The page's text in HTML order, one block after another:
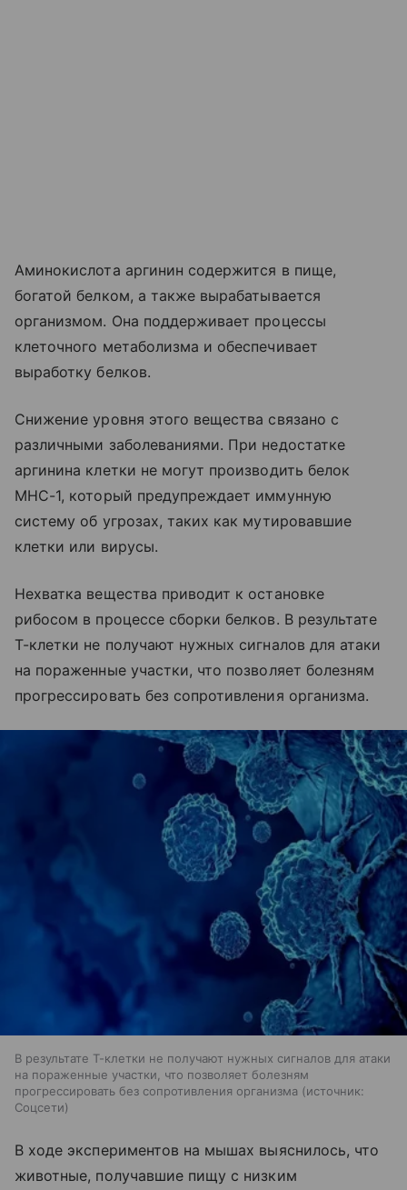
Аминокислота аргинин содержится в пище,
богатой белком, а также вырабатывается
организмом. Она поддерживает процессы
клеточного метаболизма и обеспечивает
выработку белков.
Снижение уровня этого вещества связано с
различными заболеваниями. При недостатке
аргинина клетки не могут производить белок
MHC-1, который предупреждает иммунную
систему об угрозах, таких как мутировавшие
клетки или вирусы.
Нехватка вещества приводит к остановке
рибосом в процессе сборки белков. В результате
Т-клетки не получают нужных сигналов для атаки
на пораженные участки, что позволяет болезням
прогрессировать без сопротивления организма.
В результате Т-клетки не получают нужных сигналов для атаки
на пораженные участки, что позволяет болезням
прогрессировать без сопротивления организма
источник:
Соцсети
В ходе экспериментов на мышах выяснилось, что
животные, получавшие пищу с низким